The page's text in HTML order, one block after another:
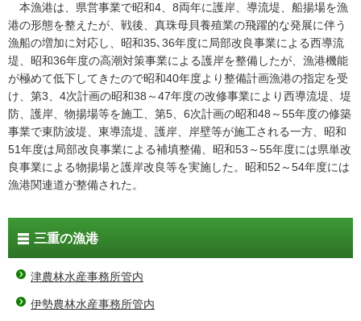
本漁港は、県営事業で昭和4、8両年に護岸、導流堤、船揚場を漁
港の形態を整えたが、戦後、真珠母貝養殖業の飛躍的な発展に伴う
漁船の増加に対応し、昭和35､36年度に局部改良事業による西導流
堤、昭和36年度の高潮対策事業による護岸を整備したが、漁港機能
が極めて低下してきたので昭和40年度より整備計画漁港の指定を受
け、第3、4次計画の昭和38～47年度の改修事業により西導流堤、堤
防、護岸、物揚場等を施工、第5、6次計画の昭和48～55年度の修築
事業で東防波堤、東導流堤、護岸、岸壁等が施工される一方、昭和
51年度は局部改良事業による補填整備、昭和53～55年度には県単改
良事業による物揚場と護岸改良等を実施した。昭和52～54年度には
漁港関連道が整備された。
三重の漁港
津農林水産事務所管内
伊勢農林水産事務所管内